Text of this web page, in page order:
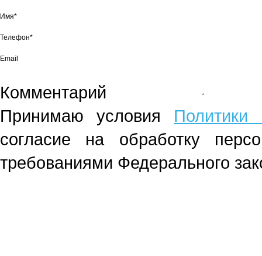
Имя*
Телефон*
Email
Комментарий
Принимаю условия Политики
согласие на обработку
требованиями Федерального